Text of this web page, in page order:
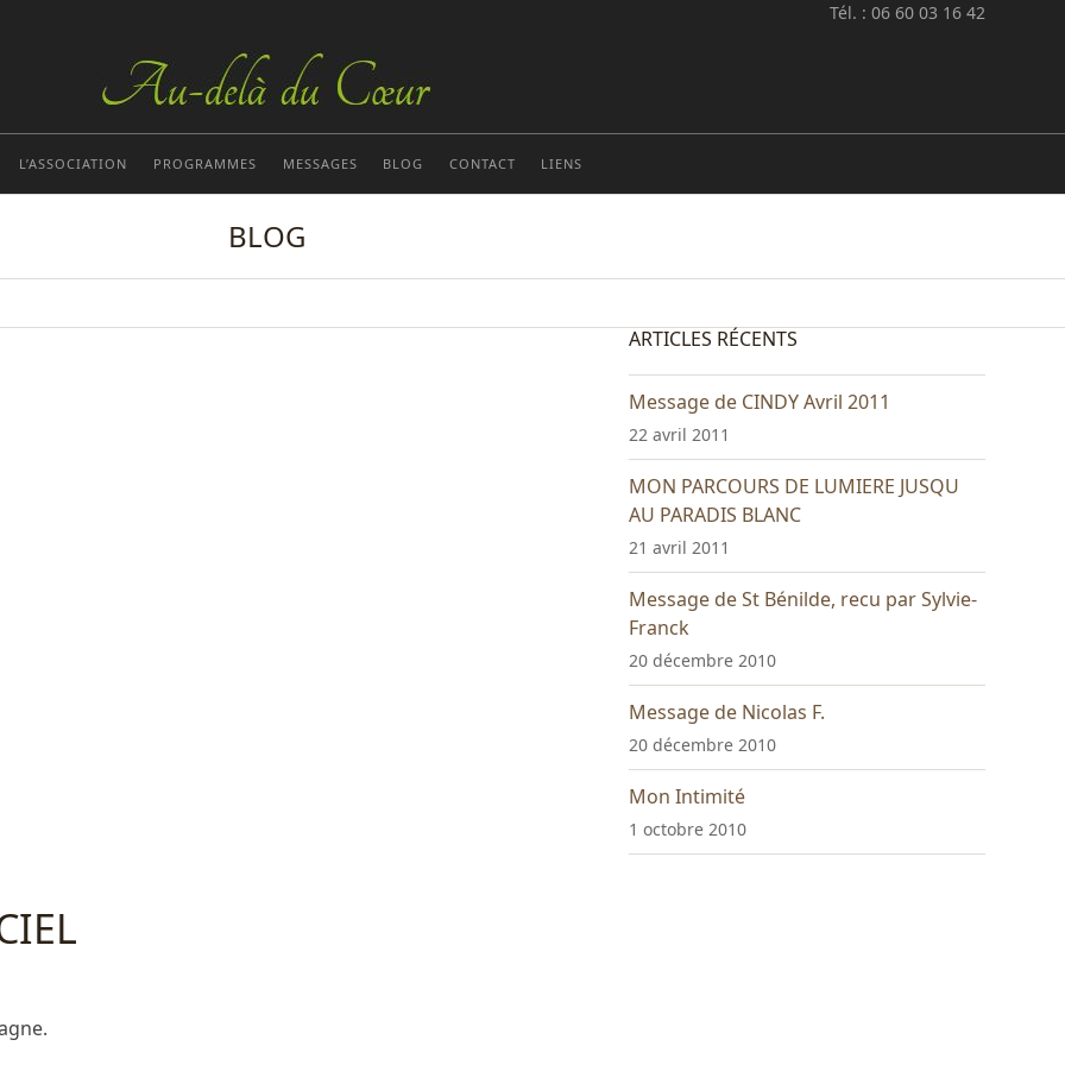
Tél. : 06 60 03 16 42
L’ASSOCIATION PROGRAMMES MESSAGES BLOG CONTACT LIENS
BLOG
ARTICLES RÉCENTS
Message de CINDY Avril 2011
22 avril 2011
MON PARCOURS DE LUMIERE JUSQU
AU PARADIS BLANC
21 avril 2011
Message de St Bénilde, recu par Sylvie-
Franck
20 décembre 2010
Message de Nicolas F.
20 décembre 2010
Mon Intimité
1 octobre 2010